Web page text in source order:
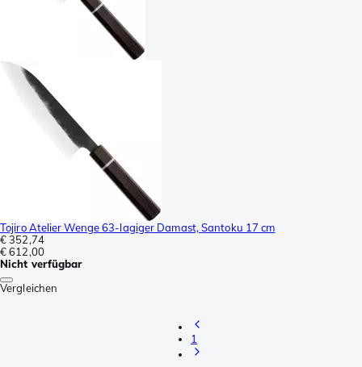
Tojiro Atelier Wenge 63-lagiger Damast, Santoku 17 cm
€ 352,74
€ 612,00
Nicht verfügbar
Vergleichen
1